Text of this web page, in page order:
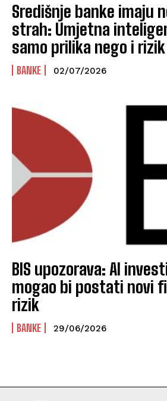
Središnje banke imaju
strah: Umjetna
samo prilika nego i rizik
BANKE 02/07/2026
BIS upozorava: AI
mogao bi postati novi
rizik
BANKE 29/06/2026